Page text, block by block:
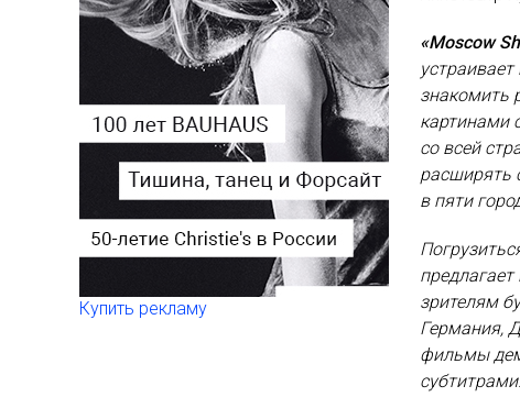
Купить рекламу
«Moscow
знакомить
картинами
со всей
расширять
в пяти
предлагает
зрителям
Германия,
фильмы
субтитрами.